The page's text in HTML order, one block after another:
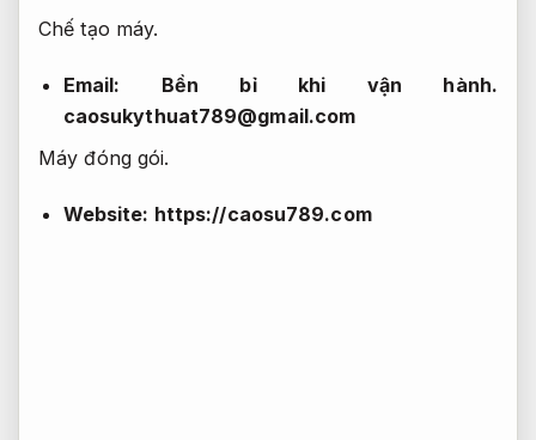
Chế tạo máy.
Email: Bền bỉ khi vận hành.
caosukythuat789@gmail.com
Máy đóng gói.
Website: https://caosu789.com